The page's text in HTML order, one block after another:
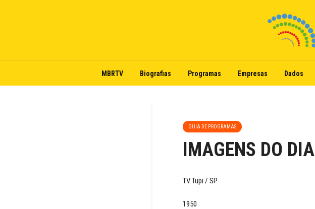
MBRTV Biografias Programas Empresas Dados
GUIA DE PROGRAMAS
IMAGENS DO DIA
TV Tupi / SP
1950